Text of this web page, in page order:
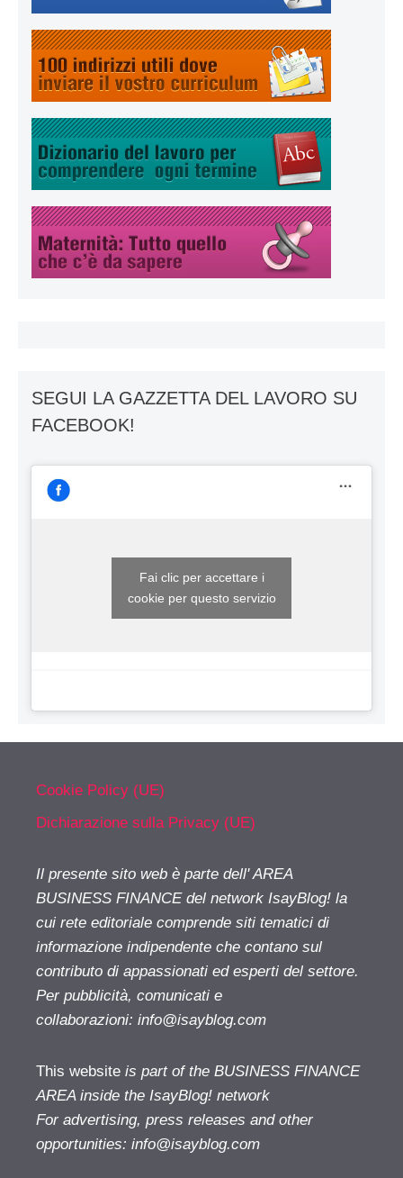
SEGUI LA GAZZETTA DEL LAVORO SU
FACEBOOK!
Fai clic per accettare i
cookie per questo servizio
Cookie Policy (UE)
Dichiarazione sulla Privacy (UE)
Il presente sito web è parte dell' AREA
BUSINESS FINANCE del network IsayBlog! la
cui rete editoriale comprende siti tematici di
informazione indipendente che contano sul
contributo di appassionati ed esperti del settore.
Per pubblicità, comunicati e
collaborazioni: info@isayblog.com
This website is part of the BUSINESS FINANCE
AREA inside the IsayBlog! network
For advertising, press releases and other
opportunities: info@isayblog.com